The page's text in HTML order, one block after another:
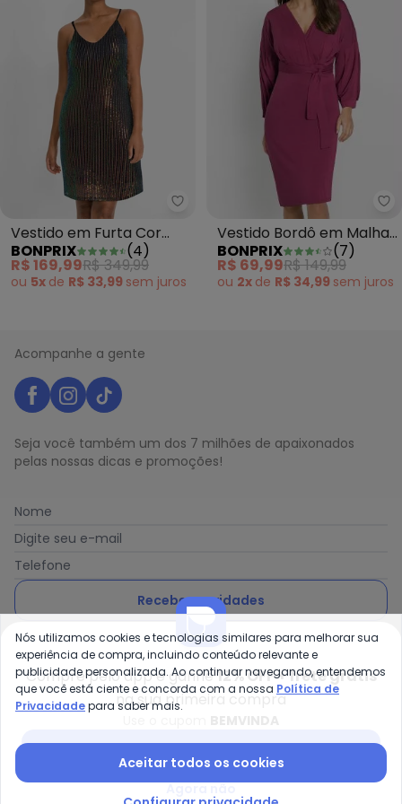
bonprix - Vestido em Furta Cor
Vestido em Furta Cor
Paetê
BONPRIX (4)
R$ 169,99R$ 349,99
ou 5x de R$ 33,99 sem juros
Vestido Bordô em Malha
de Viscose
BONPRIX (7)
R$ 69,99R$ 149,99
ou 2x de R$ 34,99 sem juros
Acompanhe a gente
Seja você também um dos 7 milhões de apaixonados
pelas nossas dicas e promoções!
Nome
Digite seu e-mail
Telefone
Receber novidades
Ao enviar o cadastro, você concorda com a nossa Política
de Privacidade
Posthaus é uma marca da Posthaus Ltda / CNPJ:
80.462.138/0001-41
Endereço: Rua Werner Duwe, 202 Bairro Badenfurt -
89.070-700 - Blumenau/SC
Compre pelo app e ganhe12% OFF + frete grátis
na sua primeira compra
Nós utilizamos cookies e tecnologias similares para melhorar sua
experiência de compra, incluindo conteúdo relevante e
publicidade personalizada. Ao continuar navegando, entendemos
que você está ciente e concorda com a nossa Política de
Privacidadepara saber mais.
Aceitar todos os cookies